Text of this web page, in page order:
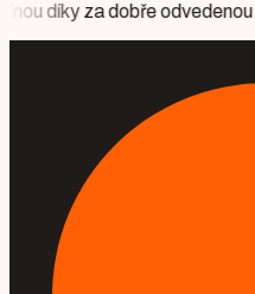
práci.Bylo to krásné,